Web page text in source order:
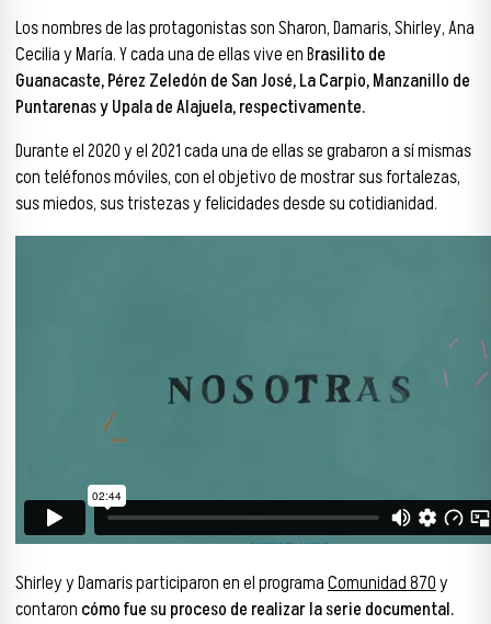
Los nombres de las protagonistas son Sharon, Damaris, Shirley, Ana
Cecilia y María. Y cada una de ellas vive en Brasilito de
Guanacaste, Pérez Zeledón de San José, La Carpio, Manzanillo de
Puntarenas y Upala de Alajuela, respectivamente.
Durante el 2020 y el 2021 cada una de ellas se grabaron a sí mismas
con teléfonos móviles, con el objetivo de mostrar sus fortalezas,
sus miedos, sus tristezas y felicidades desde su cotidianidad.
Shirley y Damaris participaron en el programaComunidad 870y
contaron cómo fue su proceso de realizar la serie documental.